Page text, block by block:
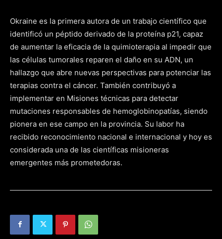
Okraine es la primera autora de un trabajo científico que
identificó un péptido derivado de la proteína p21, capaz
de aumentar la eficacia de la quimioterapia al impedir que
las células tumorales reparen el daño en su ADN, un
hallazgo que abre nuevas perspectivas para potenciar las
terapias contra el cáncer. También contribuyó a
implementar en Misiones técnicas para detectar
mutaciones responsables de hemoglobinopatías, siendo
pionera en ese campo en la provincia. Su labor ha
recibido reconocimiento nacional e internacional y hoy es
considerada una de las científicas misioneras
emergentes más prometedoras.